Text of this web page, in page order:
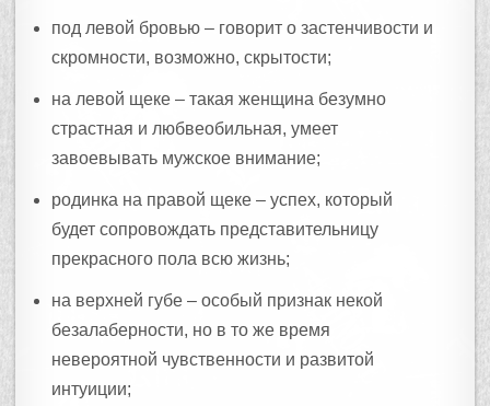
под левой бровью – говорит о застенчивости и
скромности, возможно, скрытости;
на левой щеке – такая женщина безумно
страстная и любвеобильная, умеет
завоевывать мужское внимание;
родинка на правой щеке – успех, который
будет сопровождать представительницу
прекрасного пола всю жизнь;
на верхней губе – особый признак некой
безалаберности, но в то же время
невероятной чувственности и развитой
интуиции;